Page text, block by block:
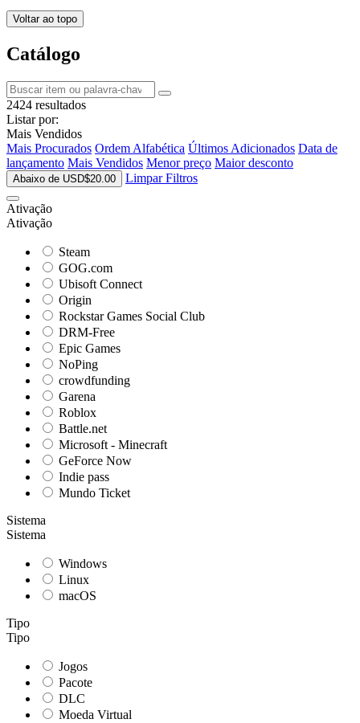
Voltar ao topo
Catálogo
2424 resultados
Listar por:
Mais Vendidos
Mais Procurados Ordem Alfabética Últimos Adicionados Data de
lançamento Mais Vendidos Menor preço Maior desconto
Abaixo de USD$20.00 Limpar Filtros
Ativação
Ativação
Steam
GOG.com
Ubisoft Connect
Origin
Rockstar Games Social Club
DRM-Free
Epic Games
NoPing
crowdfunding
Garena
Roblox
Battle.net
Microsoft - Minecraft
GeForce Now
Indie pass
Mundo Ticket
Sistema
Sistema
Windows
Linux
macOS
Tipo
Tipo
Jogos
Pacote
DLC
Moeda Virtual